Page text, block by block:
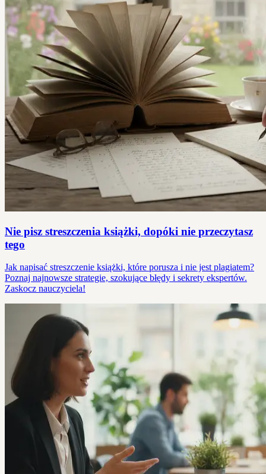
Nie pisz streszczenia książki, dopóki nie przeczytasz
tego
Jak napisać streszczenie książki, które porusza i nie jest plagiatem?
Poznaj najnowsze strategie, szokujące błędy i sekrety ekspertów.
Zaskocz nauczyciela!